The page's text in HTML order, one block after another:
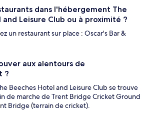
dans l'hébergement The
and Leisure Club ou à proximité ?
un restaurant sur place : Oscar's Bar &
aux alentours de
?
Beeches Hotel and Leisure Club se trouve
de marche de Trent Bridge Cricket Ground
Bridge (terrain de cricket).